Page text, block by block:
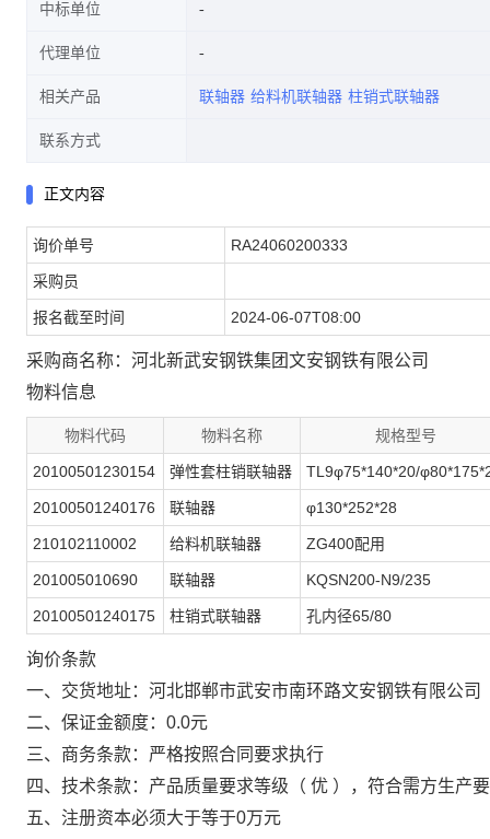
中标单位
代理单位
相关产品 联轴器 给料机联轴器 柱销式联轴器
联系方式
正文内容
询价单号 RA24060200333
采购员
报名截至时间 2024-06-07T08:00
采购商名称：河北新武安钢铁集团文安钢铁有限公司
物料信息
物料代码 物料名称 规格型号
20100501230154 弹性套柱销联轴器 TL9φ75*140*20/
20100501240176 联轴器 φ130*252*28
210102110002 给料机联轴器 ZG400配用
201005010690 联轴器 KQSN200-N9/235
20100501240175 柱销式联轴器 孔内径65/80
询价条款
一、交货地址：河北邯郸市武安市南环路文安钢铁有限公司
二、保证金额度：0.0元
三、商务条款：严格按照合同要求执行
四、技术条款：产品质量要求等级（ 优 ），符合需方生产
五、注册资本必须大于等于0万元